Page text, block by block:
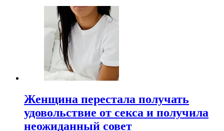
Женщина перестала получать
удовольствие от секса и получила
неожиданный совет